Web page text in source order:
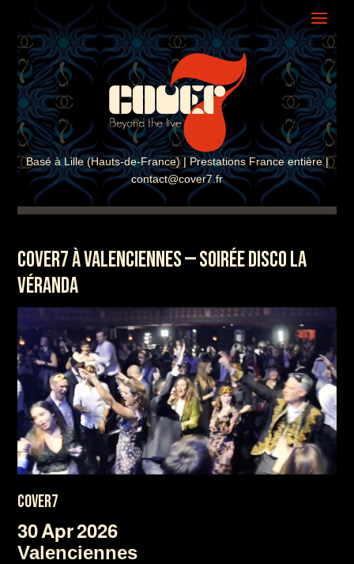
Basé à Lille (Hauts-de-France) | Prestations France entière |
contact@cover7.fr
COVER7 À VALENCIENNES — SOIRÉE DISCO LA
VÉRANDA
COVER7
30Apr2026
Valenciennes
ASSISTANT COVER7
En ligne · Réponse instantanée